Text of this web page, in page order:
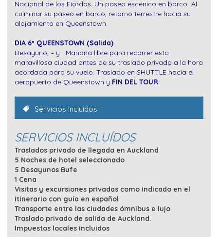
Nacional de los Fiordos. Un paseo escénico en barco Al
culminar su paseo en barco, retorno terrestre hacia su
alojamiento en Queenstown.
DIA 6º QUEENSTOWN (Salida)
Desayuno, – y Mañana libre para recorrer esta
maravillosa ciudad antes de su traslado privado a la hora
acordada para su vuelo. Traslado en SHUTTLE hacia el
aeropuerto de Queenstown y FIN DEL TOUR
Servicios Incluidos
SERVICIOS INCLUÍDOS
Traslados privado de llegada en Auckland
5 Noches de hotel seleccionado
5 Desayunos Bufe
1 Cena
Visitas y excursiones privadas como indicado en el
itinerario con guía en español
Transporte entre las ciudades ómnibus e lujo
Traslado privado de salida de Auckland.
Impuestos locales incluidos